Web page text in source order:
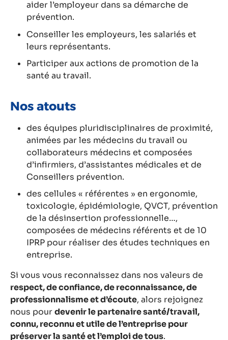
aider l’employeur dans sa démarche de
prévention.
Conseiller les employeurs, les salariés et
leurs représentants.
Participer aux actions de promotion de la
santé au travail.
Nos atouts
des équipes pluridisciplinaires de proximité,
animées par les médecins du travail ou
collaborateurs médecins et composées
d’infirmiers, d’assistantes médicales et de
Conseillers prévention.
des cellules « référentes » en ergonomie,
toxicologie, épidémiologie, QVCT, prévention
de la désinsertion professionnelle…,
composées de médecins référents et de 10
IPRP pour réaliser des études techniques en
entreprise.
Si vous vous reconnaissez dans nos valeurs de
respect, de confiance, de reconnaissance, de
professionnalisme et d’écoute, alors rejoignez
nous pourdevenir le partenaire santé/travail,
connu, reconnu et utile de l’entreprise pour
préserver la santé et l’emploi de tous.